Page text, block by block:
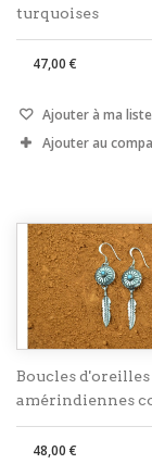
turquoises
47,00 €
Ajouter à ma
Ajouter au
Boucles d'oreilles
amérindiennes
48,00 €